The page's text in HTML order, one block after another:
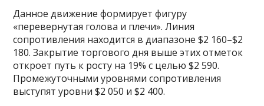
Данное движение формирует фигуру
«перевернутая голова и плечи». Линия
сопротивления находится в диапазоне $2 160–$2
180. Закрытие торгового дня выше этих отметок
откроет путь к росту на 19% с целью $2 590.
Промежуточными уровнями сопротивления
выступят уровни $2 050 и $2 400.